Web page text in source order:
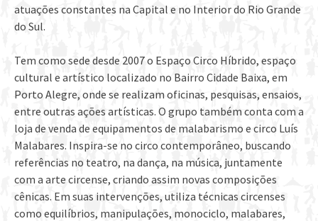
atuações constantes na Capital e no Interior do Rio Grande
do Sul.
Tem como sede desde 2007 o Espaço Circo Híbrido, espaço
cultural e artístico localizado no Bairro Cidade Baixa, em
Porto Alegre, onde se realizam oficinas, pesquisas, ensaios,
entre outras ações artísticas. O grupo também conta com a
loja de venda de equipamentos de malabarismo e circo Luís
Malabares. Inspira-se no circo contemporâneo, buscando
referências no teatro, na dança, na música, juntamente
com a arte circense, criando assim novas composições
cênicas. Em suas intervenções, utiliza técnicas circenses
como equilíbrios, manipulações, monociclo, malabares,